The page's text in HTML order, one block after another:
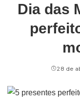
Dia das
28 de